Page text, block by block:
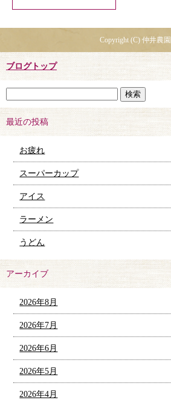
Copyright (C) 仲井農園
ブログトップ
最近の投稿
お疲れ
スーパーカップ
アイス
ラーメン
うどん
アーカイブ
2026年8月
2026年7月
2026年6月
2026年5月
2026年4月